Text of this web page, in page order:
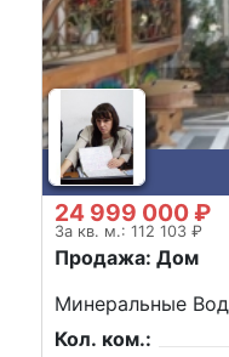
24 999 000 ₽
За кв. м.: 112 103 ₽
Продажа: Дом
Минеральные
Кол. ком.: